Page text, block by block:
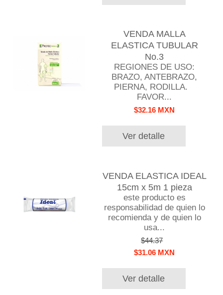
VENDA MALLA
ELASTICA TUBULAR
No.3
REGIONES DE USO:
BRAZO, ANTEBRAZO,
PIERNA, RODILLA.
FAVOR...
$32.16 MXN
Ver detalle
VENDA ELASTICA IDEAL
15cm x 5m 1 pieza
este producto es
responsabilidad de quien lo
recomienda y de quien lo
usa...
$44.37
$31.06 MXN
Ver detalle